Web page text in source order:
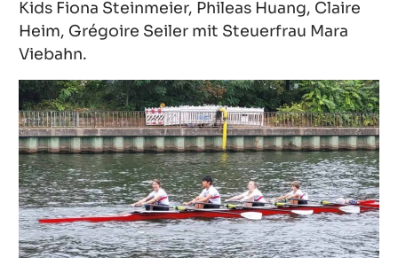
Kids Fiona Steinmeier, Phileas Huang, Claire
Heim, Grégoire Seiler mit Steuerfrau Mara
Viebahn.